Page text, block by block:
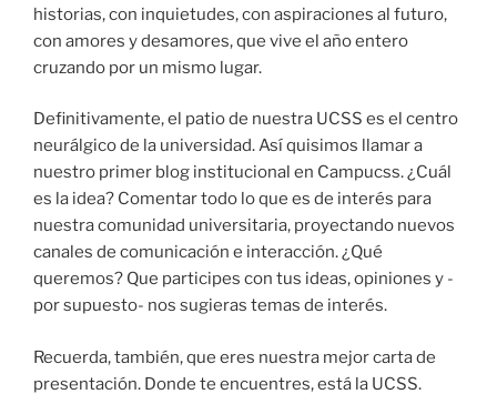
historias, con inquietudes, con aspiraciones al futuro,
con amores y desamores, que vive el año entero
cruzando por un mismo lugar.
Definitivamente, el patio de nuestra UCSS es el centro
neurálgico de la universidad. Así quisimos llamar a
nuestro primer blog institucional en Campucss. ¿Cuál
es la idea? Comentar todo lo que es de interés para
nuestra comunidad universitaria, proyectando nuevos
canales de comunicación e interacción. ¿Qué
queremos? Que participes con tus ideas, opiniones y -
por supuesto- nos sugieras temas de interés.
Recuerda, también, que eres nuestra mejor carta de
presentación. Donde te encuentres, está la UCSS.